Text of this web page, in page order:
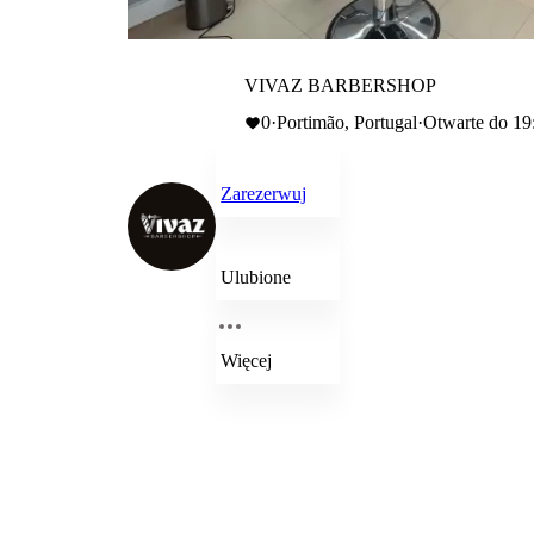
VIVAZ BARBERSHOP
0·Portimão, Portugal·Otwarte do
Zarezerwuj
Ulubione
Więcej